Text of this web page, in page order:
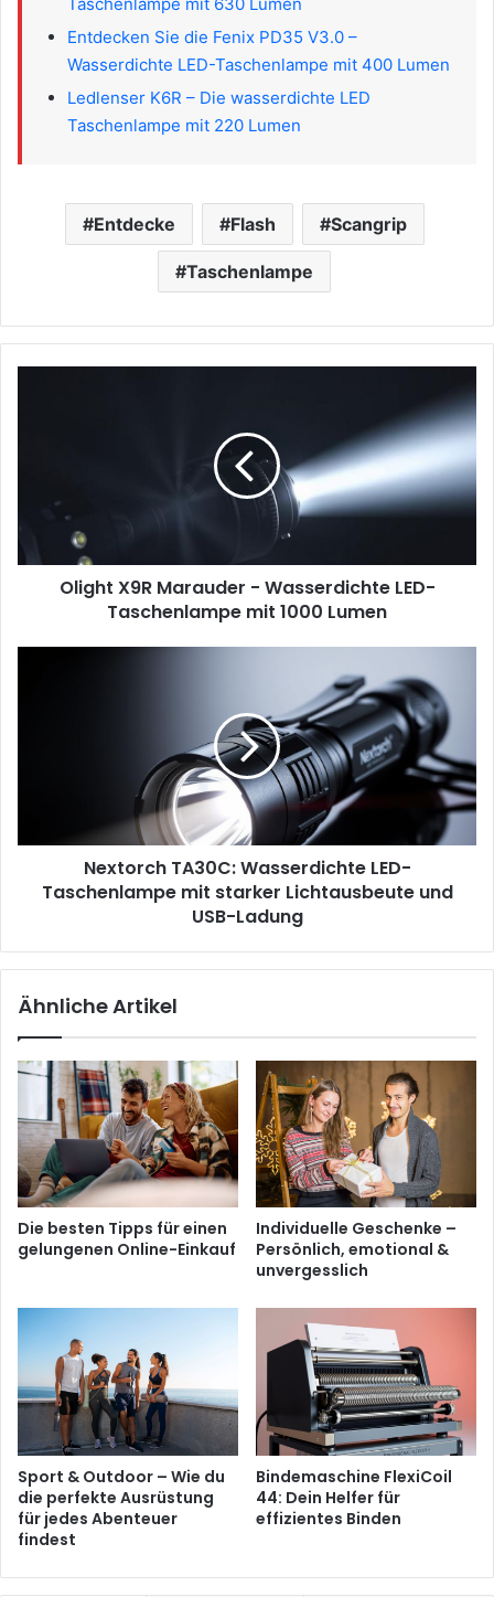
Entdecken Sie die Fenix PD35 V3.0 –
Wasserdichte LED-Taschenlampe mit 400 Lumen
Ledlenser K6R – Die wasserdichte LED
Taschenlampe mit 220 Lumen
Entdecke Flash Scangrip
Taschenlampe
Taschenlampe
1000
LumenOlight X9R Marauder - Wasserdichte LED-
Taschenlampe mit 1000 Lumen
und
Ladung
Nextorch TA30C: Wasserdichte LED-
Taschenlampe mit starker Lichtausbeute und
USB-Ladung
Ähnliche Artikel
Die besten Tipps für einen
gelungenen Online-Einkauf
Individuelle Geschenke –
Persönlich, emotional &
unvergesslich
Sport & Outdoor – Wie du
die perfekte Ausrüstung
für jedes Abenteuer
findest
Bindemaschine FlexiCoil
44: Dein Helfer für
effizientes Binden